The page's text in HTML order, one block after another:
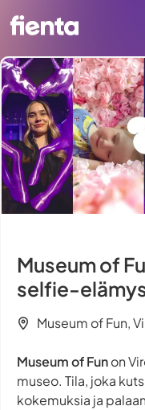
Museum of
selfie-
Museum of Fun,
Museum of Funon
museo. Tila, joka
kokemuksia ja